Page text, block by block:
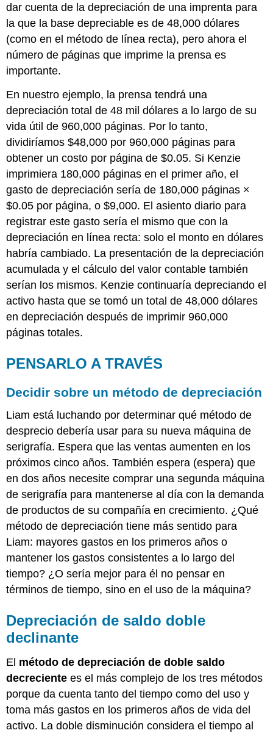
dar cuenta de la depreciación de una imprenta para
la que la base depreciable es de 48,000 dólares
(como en el método de línea recta), pero ahora el
número de páginas que imprime la prensa es
importante.
En nuestro ejemplo, la prensa tendrá una
depreciación total de 48 mil dólares a lo largo de su
vida útil de 960,000 páginas. Por lo tanto,
dividiríamos $48,000 por 960,000 páginas para
obtener un costo por página de $0.05. Si Kenzie
imprimiera 180,000 páginas en el primer año, el
gasto de depreciación sería de 180,000 páginas ×
$0.05 por página, o $9,000. El asiento diario para
registrar este gasto sería el mismo que con la
depreciación en línea recta: solo el monto en dólares
habría cambiado. La presentación de la depreciación
acumulada y el cálculo del valor contable también
serían los mismos. Kenzie continuaría depreciando el
activo hasta que se tomó un total de 48,000 dólares
en depreciación después de imprimir 960,000
páginas totales.
PENSARLO A TRAVÉS
Decidir sobre un método de depreciación
Liam está luchando por determinar qué método de
desprecio debería usar para su nueva máquina de
serigrafía. Espera que las ventas aumenten en los
próximos cinco años. También espera (espera) que
en dos años necesite comprar una segunda máquina
de serigrafía para mantenerse al día con la demanda
de productos de su compañía en crecimiento. ¿Qué
método de depreciación tiene más sentido para
Liam: mayores gastos en los primeros años o
mantener los gastos consistentes a lo largo del
tiempo? ¿O sería mejor para él no pensar en
términos de tiempo, sino en el uso de la máquina?
Depreciación de saldo doble
declinante
El método de depreciación de doble saldo
decreciente es el más complejo de los tres métodos
porque da cuenta tanto del tiempo como del uso y
toma más gastos en los primeros años de vida del
activo. La doble disminución considera el tiempo al